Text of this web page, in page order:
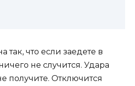
так, что если заедете в
не случится. Удара
получите. Отключится